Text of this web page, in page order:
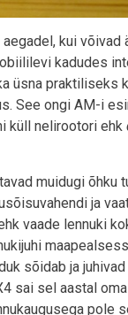
kui võivad
kadudes
üsna praktiliseks
See ongi AM-i
küll nelirootori ehk
muidugi õhku
ja
vaade lennuki
sõidab ja
sai sel aastal oma
pole